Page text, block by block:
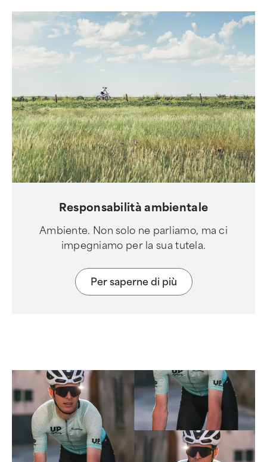
Responsabilità ambientale
Ambiente. Non solo ne parliamo, ma ci
impegniamo per la sua tutela.
Per saperne di più